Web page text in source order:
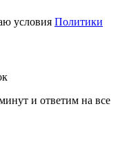
условия Политики
и ответим на все